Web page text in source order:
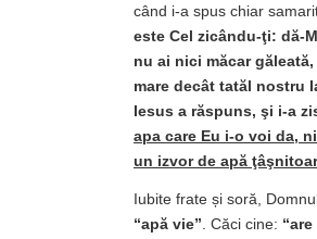
când i-a spus chiar
este Cel zicându-ţi: dă-
nu ai nici măcar
mare decât tatăl nostru
Iesus a răspuns, şi i-a
apa care Eu i-o voi da,
un izvor de apă
Iubite frate și soră,
“apă vie” . Căci cine: “are